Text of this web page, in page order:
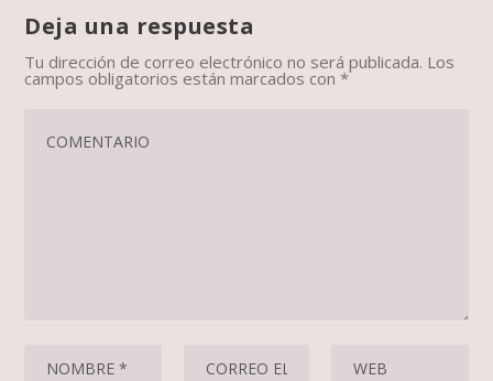
Deja una respuesta
Tu dirección de correo electrónico no será publicada. Los
campos obligatorios están marcados con*